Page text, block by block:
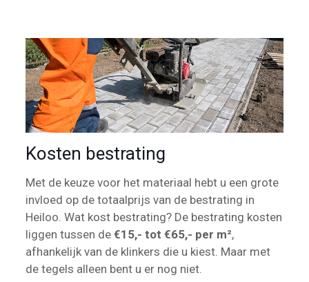
Kosten bestrating
Met de keuze voor het materiaal hebt u een grote
invloed op de totaalprijs van de bestrating in
Heiloo. Wat kost bestrating? De bestrating kosten
liggen tussen de €15,- tot €65,- per m²,
afhankelijk van de klinkers die u kiest. Maar met
de tegels alleen bent u er nog niet.